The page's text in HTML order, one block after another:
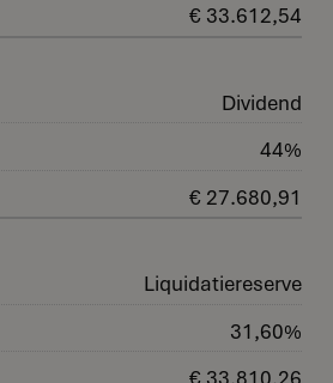
€ 33.612,54
Dividend
44%
€ 27.680,91
Liquidatiereserve
31,60%